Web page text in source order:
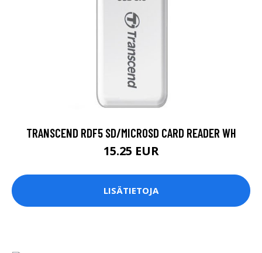
TRANSCEND RDF5 SD/MICROSD CARD READER WH
15.25 EUR
LISÄTIETOJA